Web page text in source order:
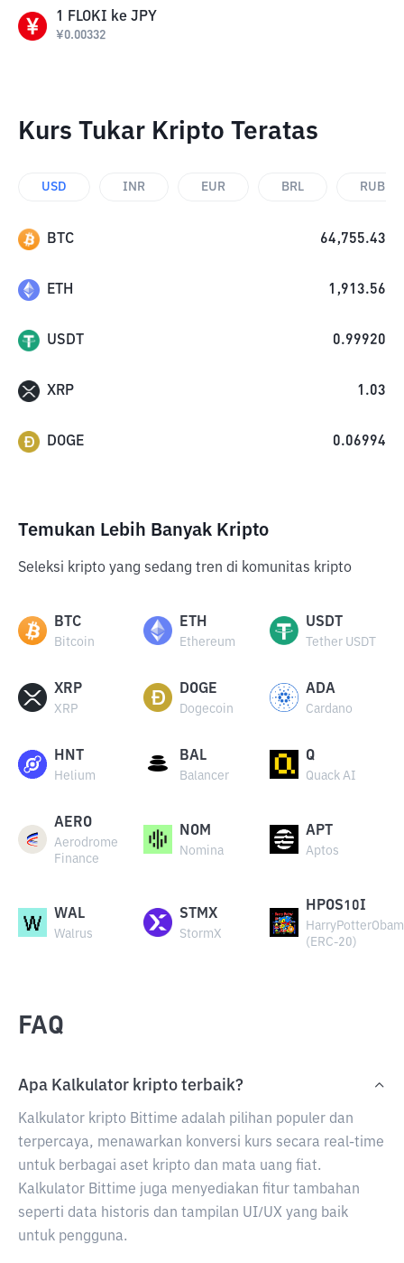
1 FLOKI ke JPY
¥0.00332
Kurs Tukar Kripto Teratas
USD INR EUR BRL RUB
BTC 64,755.43
ETH 1,913.56
USDT 0.99920
XRP 1.03
DOGE 0.06994
Temukan Lebih Banyak Kripto
Seleksi kripto yang sedang tren di komunitas kripto
BTC
Bitcoin
ETH
Ethereum
USDT
Tether USDT
XRP
XRP
DOGE
Dogecoin
ADA
Cardano
HNT
Helium
BAL
Balancer
Q
Quack AI
AERO
Aerodrome
Finance
NOM
Nomina
APT
Aptos
WAL
Walrus
STMX
StormX
HPOS10I
(ERC-20)
FAQ
Apa Kalkulator kripto terbaik?
Kalkulator kripto Bittime adalah pilihan populer dan
terpercaya, menawarkan konversi kurs secara real-time
untuk berbagai aset kripto dan mata uang fiat.
Kalkulator Bittime juga menyediakan fitur tambahan
seperti data historis dan tampilan UI/UX yang baik
untuk pengguna.